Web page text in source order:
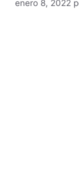
enero 8, 2022